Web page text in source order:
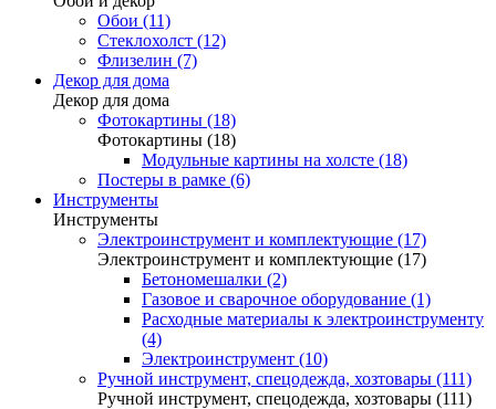
Обои (11)
Стеклохолст (12)
Флизелин (7)
Декор для дома
Декор для дома
Фотокартины (18)
Фотокартины (18)
Модульные картины на холсте (18)
Постеры в рамке (6)
Инструменты
Инструменты
Электроинструмент и комплектующие (17)
Электроинструмент и комплектующие (17)
Бетономешалки (2)
Газовое и сварочное оборудование (1)
Расходные материалы к электроинструменту
(4)
Электроинструмент (10)
Ручной инструмент, спецодежда, хозтовары (111)
Ручной инструмент, спецодежда, хозтовары (111)